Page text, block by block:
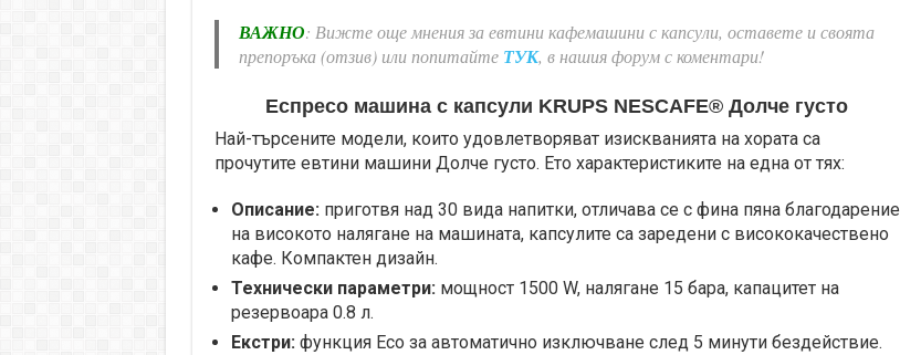
ВАЖНО: Вижте още мнения за евтини кафемашини с капсули, оставете и своята
препоръка (отзив) или попитайте ТУК, в нашия форум с коментари!
Еспресо машина с капсули KRUPS NESCAFE® Долче густо
Най-търсените модели, които удовлетворяват изискванията на хората са
прочутите евтини машини Долче густо. Ето характеристиките на една от тях:
Описание:приготвя над 30 вида напитки, отличава се с фина пяна благодарение
на високото налягане на машината, капсулите са заредени с висококачествено
кафе. Компактен дизайн.
Технически параметри:мощност 1500 W, налягане 15 бара, капацитет на
резервоара 0.8 л.
Екстри:функция Eco за автоматично изключване след 5 минути бездействие.